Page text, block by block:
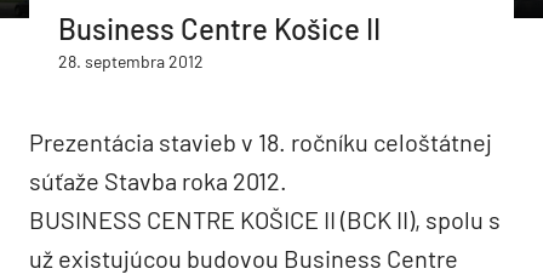
Business Centre Košice II
28. septembra 2012
Prezentácia stavieb v 18. ročníku celoštátnej
súťaže Stavba roka 2012.
BUSINESS CENTRE KOŠICE II (BCK II), spolu s
už existujúcou budovou Business Centre